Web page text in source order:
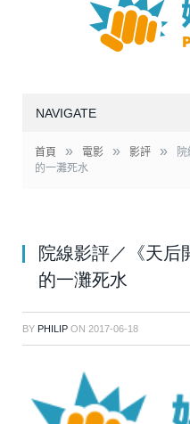
NAVIGATE
首頁 » 電影 » 影評 »
的一灘死水
院線影評／《天后
的一灘死水
BY PHILIP ON 2017-06-18